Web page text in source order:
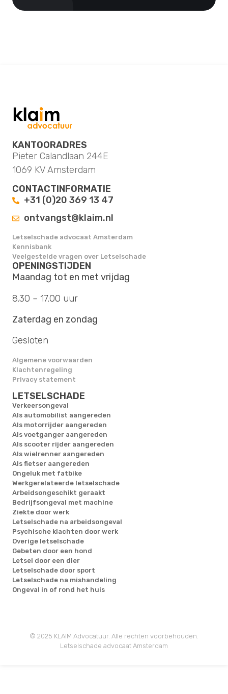
KANTOORADRES
Pieter Calandlaan 244E
1069 KV Amsterdam
CONTACTINFORMATIE
+31 (0)20 369 13 47
ontvangst@klaim.nl
Letselschade advocaat Amsterdam
Kennisbank
Veelgestelde vragen over Letselschade
OPENINGSTIJDEN
Maandag tot en met vrijdag
8.30 – 17.00 uur
Zaterdag en zondag
Gesloten
Algemene voorwaarden
Klachtenregeling
Privacy statement
LETSELSCHADE
Verkeersongeval
Als automobilist aangereden
Als motorrijder aangereden
Als voetganger aangereden
Als scooter rijder aangereden
Als wielrenner aangereden
Als fietser aangereden
Ongeluk met fatbike
Werkgerelateerde letselschade
Arbeidsongeschikt geraakt
Bedrijfsongeval met machine
Ziekte door werk
Letselschade na arbeidsongeval
Psychische klachten door werk
Overige letselschade
Gebeten door een hond
Letsel door een dier
Letselschade door sport
Letselschade na mishandeling
Ongeval in of rond het huis
© 2025 KLAIM Advocatuur. Alle rechten voorbehouden.
Letselschade advocaat Amsterdam